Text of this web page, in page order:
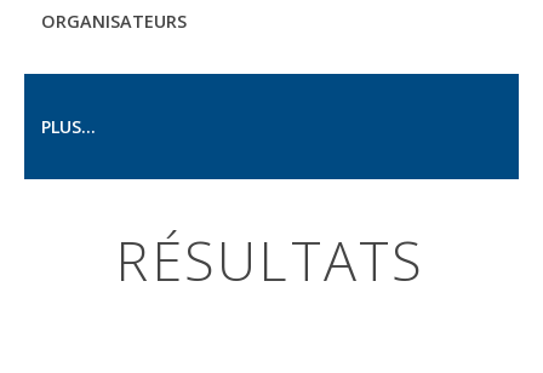
ORGANISATEURS
PLUS...
RÉSULTATS